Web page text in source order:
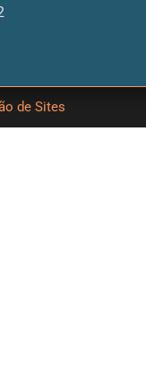
de Sites